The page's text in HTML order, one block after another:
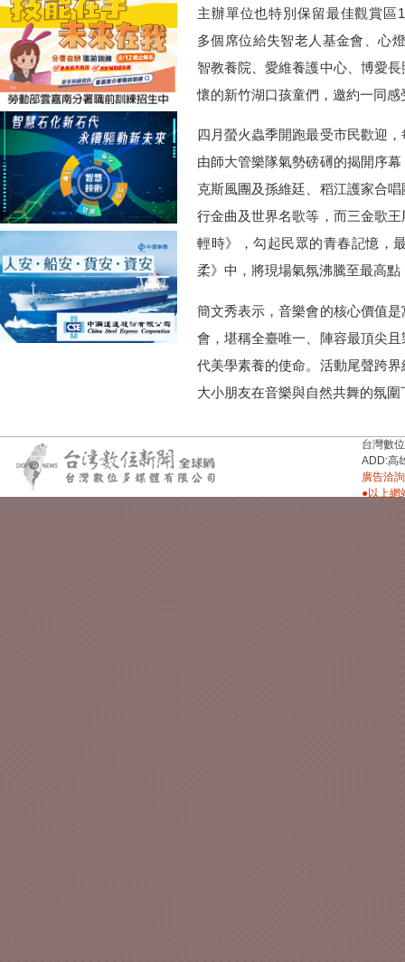
主辦單位也特別保留最佳觀賞區
多個席位給失智老人基金會、心
智教養院、愛維養護中心、博愛
懷的新竹湖口孩童們，邀約一同感
四月螢火蟲季開跑最受市民歡迎
由師大管樂隊氣勢磅礡的揭開序
克斯風團及孫維廷、稻江護家合
行金曲及世界名歌等，而三金歌
輕時》，勾起民眾的青春記憶，
柔》中，將現場氣氛沸騰至最高點
簡文秀表示，音樂會的核心價值
會，堪稱全臺唯一、陣容最頂尖
代美學素養的使命。活動尾聲跨
大小朋友在音樂與自然共舞的氛
台灣數
ADD:高
廣告洽
●以上網